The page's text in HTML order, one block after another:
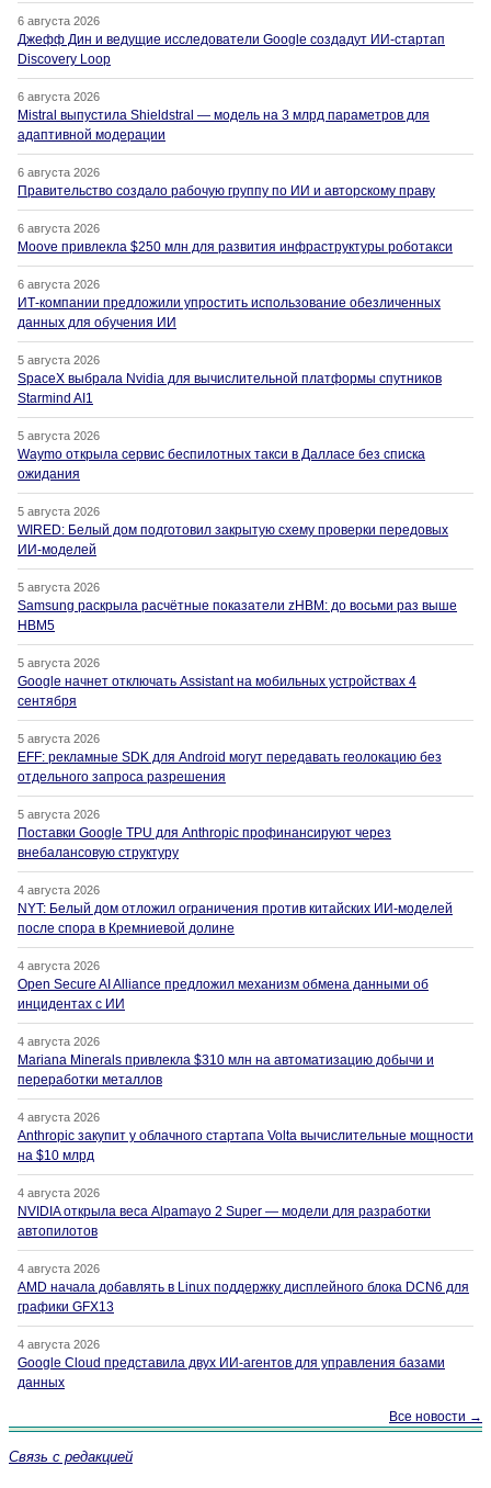
6 августа 2026
Джефф Дин и ведущие исследователи Google создадут ИИ-стартап
Discovery Loop
6 августа 2026
Mistral выпустила Shieldstral — модель на 3 млрд параметров для
адаптивной модерации
6 августа 2026
Правительство создало рабочую группу по ИИ и авторскому праву
6 августа 2026
Moove привлекла $250 млн для развития инфраструктуры роботакси
6 августа 2026
ИТ-компании предложили упростить использование обезличенных
данных для обучения ИИ
5 августа 2026
SpaceX выбрала Nvidia для вычислительной платформы спутников
Starmind AI1
5 августа 2026
Waymo открыла сервис беспилотных такси в Далласе без списка
ожидания
5 августа 2026
WIRED: Белый дом подготовил закрытую схему проверки передовых
ИИ-моделей
5 августа 2026
Samsung раскрыла расчётные показатели zHBM: до восьми раз выше
HBM5
5 августа 2026
Google начнет отключать Assistant на мобильных устройствах 4
сентября
5 августа 2026
EFF: рекламные SDK для Android могут передавать геолокацию без
отдельного запроса разрешения
5 августа 2026
Поставки Google TPU для Anthropic профинансируют через
внебалансовую структуру
4 августа 2026
NYT: Белый дом отложил ограничения против китайских ИИ-моделей
после спора в Кремниевой долине
4 августа 2026
Open Secure AI Alliance предложил механизм обмена данными об
инцидентах с ИИ
4 августа 2026
Mariana Minerals привлекла $310 млн на автоматизацию добычи и
переработки металлов
4 августа 2026
Anthropic закупит у облачного стартапа Volta вычислительные мощности
на $10 млрд
4 августа 2026
NVIDIA открыла веса Alpamayo 2 Super — модели для разработки
автопилотов
4 августа 2026
AMD начала добавлять в Linux поддержку дисплейного блока DCN6 для
графики GFX13
4 августа 2026
Google Cloud представила двух ИИ-агентов для управления базами
данных
Все новости →
Связь с редакцией